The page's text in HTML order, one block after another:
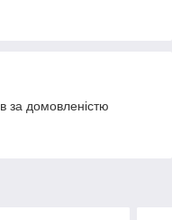
за домовленістю